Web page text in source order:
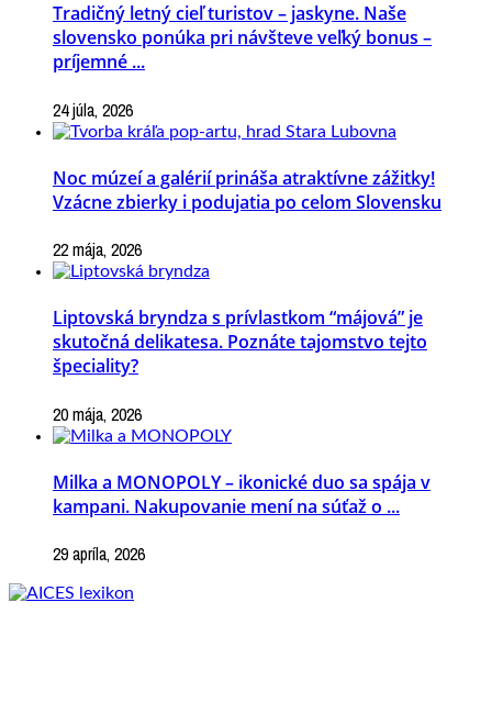
Tradičný letný cieľ turistov – jaskyne. Naše
slovensko ponúka pri návšteve veľký bonus –
príjemné ...
24 júla, 2026
Noc múzeí a galérií prináša atraktívne zážitky!
Vzácne zbierky i podujatia po celom Slovensku
22 mája, 2026
Liptovská bryndza s prívlastkom “májová” je
skutočná delikatesa. Poznáte tajomstvo tejto
špeciality?
20 mája, 2026
Milka a MONOPOLY – ikonické duo sa spája v
kampani. Nakupovanie mení na súťaž o ...
29 apríla, 2026